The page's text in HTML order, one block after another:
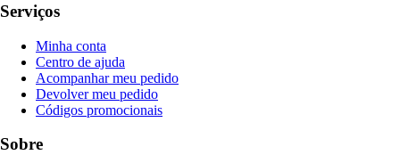
Serviços
Minha conta
Centro de ajuda
Acompanhar meu pedido
Devolver meu pedido
Códigos promocionais
Sobre